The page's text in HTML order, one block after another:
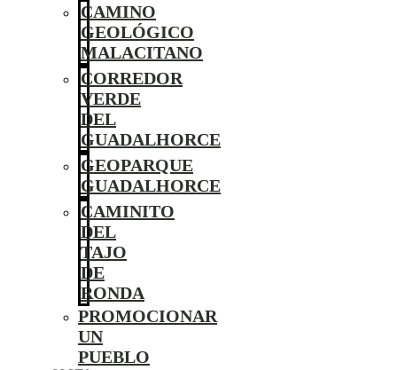
CAMINO
GEOLÓGICO
MALACITANO
CORREDOR
VERDE
DEL
GUADALHORCE
GEOPARQUE
GUADALHORCE
CAMINITO
DEL
TAJO
DE
RONDA
PROMOCIONAR
UN
PUEBLO